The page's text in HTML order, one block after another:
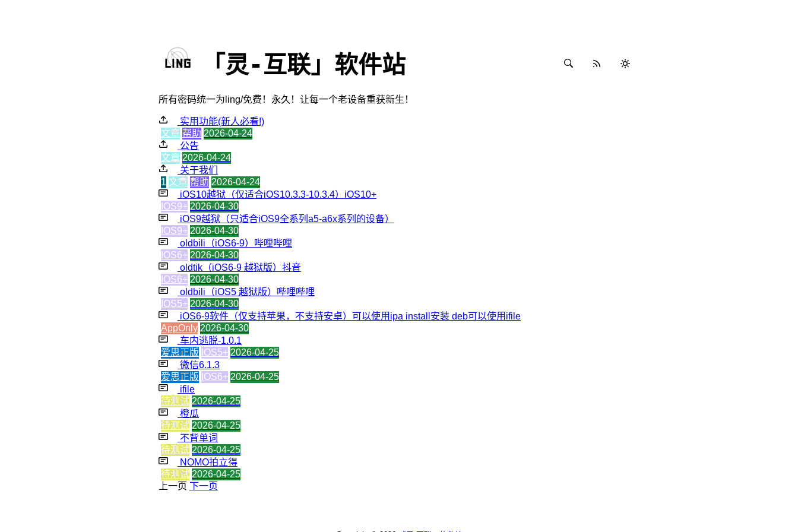
「灵-互联」软件站
所有密码统一为ling/免费！永久！让每一个老设备重获新生！
实用功能(新人必看!)
文章 帮助 2026-04-24
公告
文章 2026-04-24
关于我们
1 文章 帮助 2026-04-24
iOS10越狱（仅适合iOS10.3.3-10.3.4）iOS10+
IOS9+ 2026-04-30
iOS9越狱（只适合iOS9全系列a5-a6x系列的设备）
IOS9+ 2026-04-30
oldbili（iOS6-9）哔哩哔哩
IOS6+ 2026-04-30
oldtik（iOS6-9 越狱版）抖音
IOS6+ 2026-04-30
oldbili（iOS5 越狱版）哔哩哔哩
IOS5+ 2026-04-30
iOS6-9软件（仅支持苹果，不支持安卓）可以使用ipa install安装 deb可以使用ifile
AppOnly 2026-04-30
车内逃脱-1.0.1
爱思正版 IOS5+ 2026-04-25
微信6.1.3
爱思正版 IOS6+ 2026-04-25
ifile
待测试 2026-04-25
橙瓜
待测试 2026-04-25
不背单词
待测试 2026-04-25
NOMO拍立得
待测试 2026-04-25
上一页 下一页